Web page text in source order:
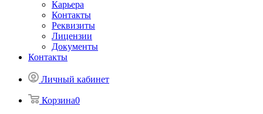
Карьера
Контакты
Реквизиты
Лицензии
Документы
Контакты
Личный кабинет
Корзина0